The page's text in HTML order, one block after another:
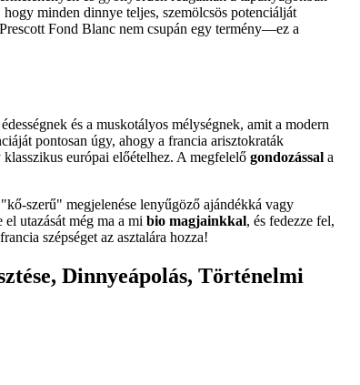
minden dinnye teljes, szemölcsös potenciálját
Fond Blanc nem csupán egy termény—ez a
és a muskotályos mélységnek, amit a modern
pontosan úgy, ahogy a francia arisztokraták
európai előételhez. A megfelelő gondozással a
szerű" megjelenése lenyűgöző ajándékká vagy
utazását még ma a mi bio magjainkkal, és fedezze fel,
szépséget az asztalára hozza!
Dinnyeápolás, Történelmi